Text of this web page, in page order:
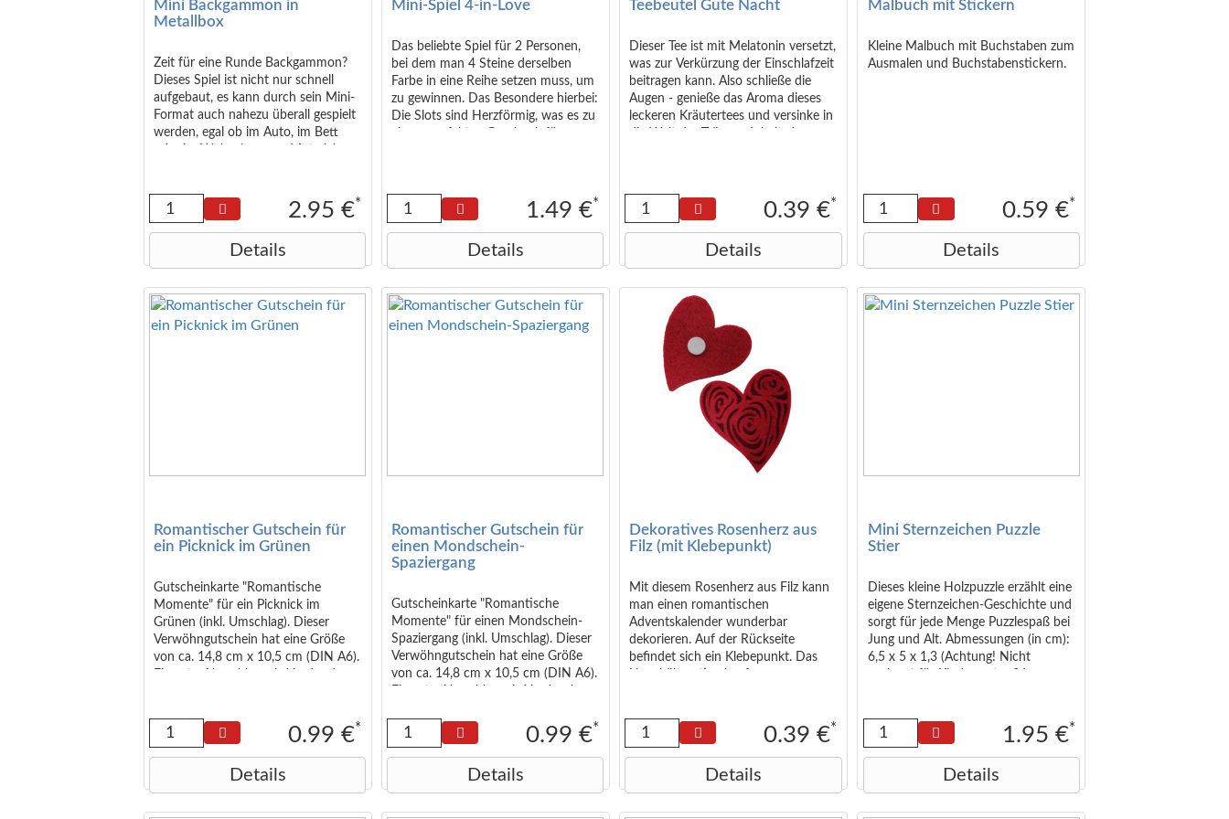
beeinträchtigen. Das Produkt ist kein
2 x AAA (nicht im Lieferumfang
enthalten) Batteriestandsanzeige
Trageband zum Aufhängen Größe
der Verpackung: 7,5 x 5 x 4 cm
Displayabmessungen: 22 mm x 11
mm Geräteabmessungen: 55 mm x
Mini Backgammon in
Metallbox
Zeit für eine Runde Backgammon?
Dieses Spiel ist nicht nur schnell
aufgebaut, es kann durch sein Mini-
Format auch nahezu überall gespielt
werden, egal ob im Auto, im Bett
2.95 €*
Details
Mini-Spiel 4-in-Love
Das beliebte Spiel für 2 Personen,
bei dem man 4 Steine derselben
Farbe in eine Reihe setzen muss, um
zu gewinnen. Das Besondere hierbei:
Die Slots sind Herzförmig, was es zu
von ca. 10 x 6 x 2,5 cm ist es perfekt
für den Adventskalender geeignet.
1.49 €*
Details
Teebeutel Gute Nacht
Dieser Tee ist mit Melatonin versetzt,
was zur Verkürzung der Einschlafzeit
beitragen kann. Also schließe die
Augen - genieße das Aroma dieses
leckeren Kräutertees und versinke in
Brombeerblätter*, Rooibos grün,
Zitronenverbene*, Zimt*,
(2%), natürliches Lavendelaroma,
Melatonin. *50% Rainforest Alliance
Certified.
0.39 €*
Details
Malbuch mit Stickern
Kleine Malbuch mit Buchstaben zum
Ausmalen und Buchstabenstickern.
0.59 €*
Details
Romantischer Gutschein für
ein Picknick im Grünen
Gutscheinkarte "Romantische
Momente" für ein Picknick im
Grünen (inkl. Umschlag). Dieser
Verwöhngutschein hat eine Größe
von ca. 14,8 cm x 10,5 cm (DIN A6).
0.99 €*
Details
Romantischer Gutschein für
einen Mondschein-
Spaziergang
Gutscheinkarte "Romantische
Momente" für einen Mondschein-
Spaziergang (inkl. Umschlag). Dieser
Verwöhngutschein hat eine Größe
von ca. 14,8 cm x 10,5 cm (DIN A6).
0.99 €*
Details
Dekoratives Rosenherz aus
Filz (mit Klebepunkt)
Mit diesem Rosenherz aus Filz kann
man einen romantischen
Adventskalender wunderbar
dekorieren. Auf der Rückseite
befindet sich ein Klebepunkt. Das
oder Pappe (z.B. Coffee to Go
Becher oder unsere Rustikale
Boxen). Schutzfolie abziehen,
festdrücken und Romantik
versprühen. Maße: ca. 6 cm x 5 cm
x 0,5 cm.
0.39 €*
Details
Mini Sternzeichen Puzzle
Stier
Dieses kleine Holzpuzzle erzählt eine
eigene Sternzeichen-Geschichte und
sorgt für jede Menge Puzzlespaß bei
Jung und Alt. Abmessungen (in cm):
6,5 x 5 x 1,3 (Achtung! Nicht
1.95 €*
Details